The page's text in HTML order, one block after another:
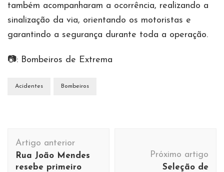
também acompanharam a ocorrência, realizando a
sinalização da via, orientando os motoristas e
garantindo a segurança durante toda a operação.
📷: Bombeiros de Extrema
Acidentes Bombeiros
Navegação
de
post
Artigo anterior
Rua João Mendes
resebe primeiro
Próximo artigo
Seleção de